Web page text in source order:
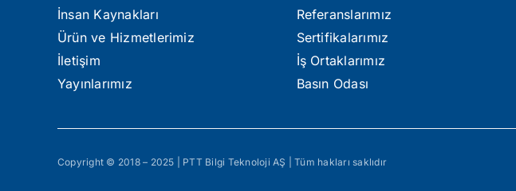
İnsan Kaynakları
Ürün ve Hizmetlerimiz
İletişim
Yayınlarımız
Referanslarımız
Sertifikalarımız
İş Ortaklarımız
Basın Odası
Copyright © 2018 – 2025 | PTT Bilgi Teknoloji AŞ | Tüm hakları saklıdır